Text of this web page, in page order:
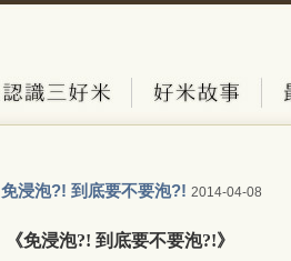
免浸泡?! 到底要不要泡?! 2014-04-08
《免浸泡?! 到底要不要泡?!》